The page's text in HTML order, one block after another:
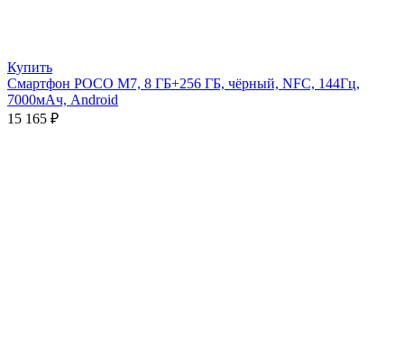
Купить
Смартфон POCO M7, 8 ГБ+256 ГБ, чёрный, NFC, 144Гц,
7000мАч, Android
15 165 ₽